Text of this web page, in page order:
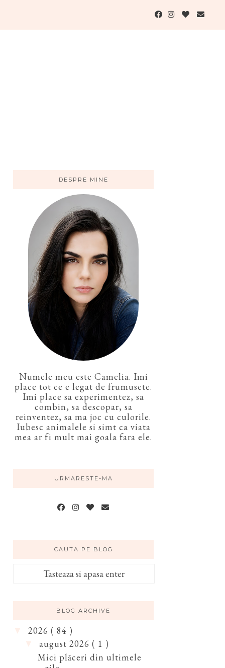
DESPRE MINE
Numele meu este Camelia. Imi
place tot ce e legat de frumusete.
Imi place sa experimentez, sa
combin, sa descopar, sa
reinventez, sa ma joc cu culorile.
Iubesc animalele si simt ca viata
mea ar fi mult mai goala fara ele.
URMARESTE-MA
CAUTA PE BLOG
BLOG ARCHIVE
2026 ( 84 )
august 2026 ( 1 )
Mici plăceri din ultimele